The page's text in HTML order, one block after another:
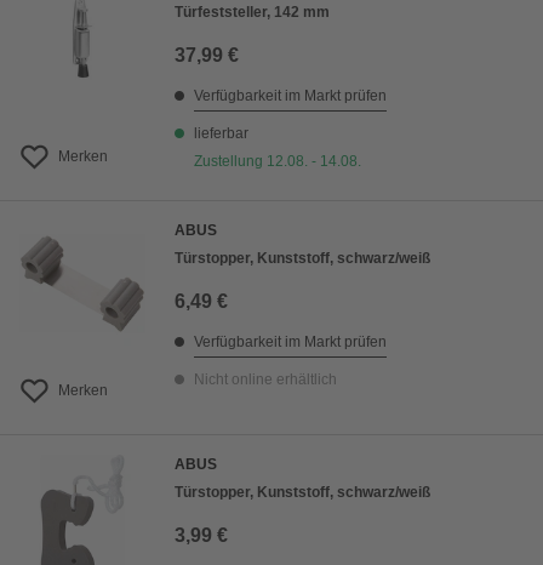
Merken
Türfeststeller, 142 mm
37,99 €
Verfügbarkeit im Markt prüfen
lieferbar
Zustellung 12.08. - 14.08.
Merken
ABUS
Türstopper, Kunststoff, schwarz/weiß
6,49 €
Verfügbarkeit im Markt prüfen
Nicht online erhältlich
ABUS
Türstopper, Kunststoff, schwarz/weiß
3,99 €